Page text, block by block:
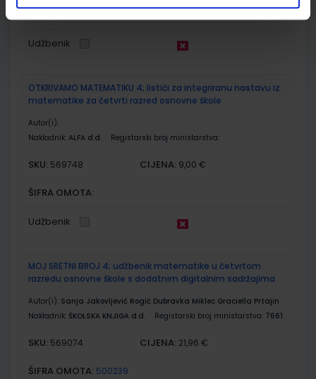
Udžbenik
OTKRIVAMO MATEMATIKU 4; listići za integriranu nastavu iz
matematike za četvrti razred osnovne škole
Autor(i):
Nakladnik: ALFA d.d. Registarski broj ministarstva:
SKU: 569748 CIJENA: 9,00 €
ŠIFRA OMOTA:
Udžbenik
MOJ SRETNI BROJ 4; udžbenik matematike u četvrtom
razredu osnovne škole s dodatnim digitalnim sadržajima
Autor(i): Sanja Jakovljević Rogić Dubravka Miklec Graciella Prtajin
Nakladnik: ŠKOLSKA KNJIGA d.d. Registarski broj ministarstva: 7661
SKU: 569074 CIJENA: 21,96 €
ŠIFRA OMOTA: 500239